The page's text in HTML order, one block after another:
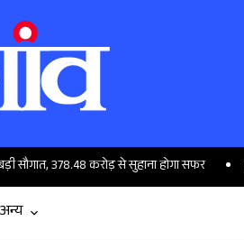
करोड़ से सुहाना होगा सफर मणिमहेश
अन्य